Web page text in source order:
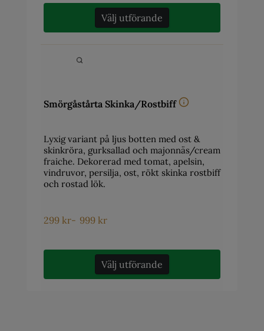
Välj utförande
Smörgåstårta Skinka/Rostbiff
Lyxig variant på ljus botten med ost &
skinkröra, gurksallad och majonnäs/cream
fraiche. Dekorerad med tomat, apelsin,
vindruvor, persilja, ost, rökt skinka rostbiff
och rostad lök.
299 kr- 999 kr
Välj utförande